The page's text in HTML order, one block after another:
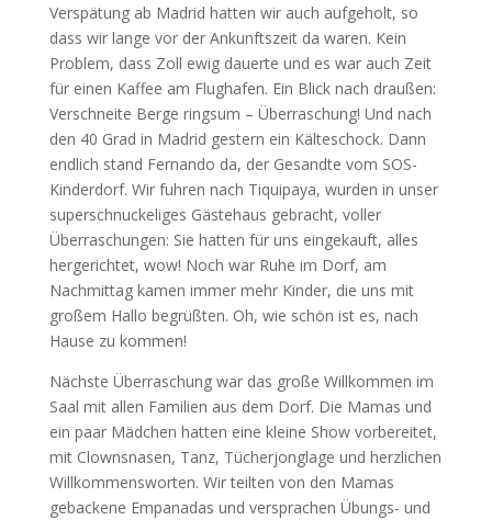
Verspätung ab Madrid hatten wir auch aufgeholt, so
dass wir lange vor der Ankunftszeit da waren. Kein
Problem, dass Zoll ewig dauerte und es war auch Zeit
für einen Kaffee am Flughafen. Ein Blick nach draußen:
Verschneite Berge ringsum – Überraschung! Und nach
den 40 Grad in Madrid gestern ein Kälteschock. Dann
endlich stand Fernando da, der Gesandte vom SOS-
Kinderdorf. Wir fuhren nach Tiquipaya, wurden in unser
superschnuckeliges Gästehaus gebracht, voller
Überraschungen: Sie hatten für uns eingekauft, alles
hergerichtet, wow! Noch war Ruhe im Dorf, am
Nachmittag kamen immer mehr Kinder, die uns mit
großem Hallo begrüßten. Oh, wie schön ist es, nach
Hause zu kommen!
Nächste Überraschung war das große Willkommen im
Saal mit allen Familien aus dem Dorf. Die Mamas und
ein paar Mädchen hatten eine kleine Show vorbereitet,
mit Clownsnasen, Tanz, Tücherjonglage und herzlichen
Willkommensworten. Wir teilten von den Mamas
gebackene Empanadas und versprachen Übungs- und